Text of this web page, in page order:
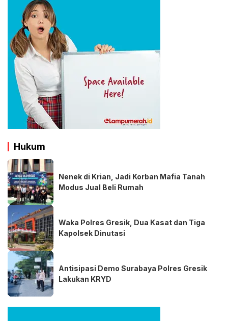
Hukum
Nenek di Krian, Jadi Korban Mafia Tanah
Modus Jual Beli Rumah
Waka Polres Gresik, Dua Kasat dan Tiga
Kapolsek Dinutasi
Antisipasi Demo Surabaya Polres Gresik
Lakukan KRYD